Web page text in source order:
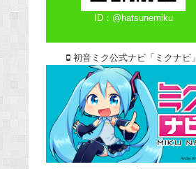
ID：@hatsunemiku
初音ミク公式ナビ「ミクナビ」